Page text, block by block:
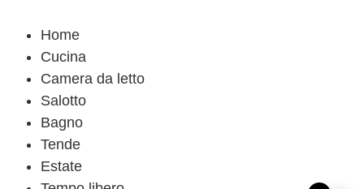
Home
Cucina
Camera da letto
Salotto
Bagno
Tende
Estate